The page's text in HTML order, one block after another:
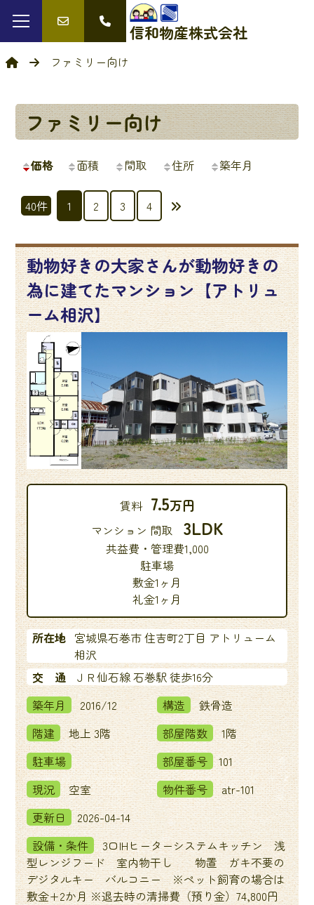
信和物産株式会社
ファミリー向け
ファミリー向け
価格 面積 間取 住所 築年月
40件
投
稿
の
ペ
ー
ジ
送
り
1 2 3 4
動物好きの大家さんが動物好きの
為に建てたマンション【アトリュ
ーム相沢】
賃料 7.5万円
マンション 間取 3LDK
共益費・管理費1,000
駐車場
敷金1ヶ月
礼金1ヶ月
所在地 宮城県石巻市 住吉町2丁目 アトリューム
相沢
交 通
ＪＲ仙石線 石巻駅 徒歩16分
築年月
2016/12 構造
鉄骨造
階建
地上 3階 部屋階数
1階
駐車場
部屋番号
101
現況
空室 物件番号
atr-101
更新日
2026-04-14
設備・条件
3口IHヒーターシステムキッチン 浅
型レンジフード 室内物干し 物置 ガキ不要の
デジタルキー バルコニー ※ペット飼育の場合は
敷金+2か月 ※退去時の清掃費（預り金）74,800円